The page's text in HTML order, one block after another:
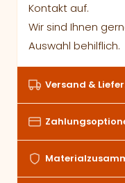
Kontakt auf.
Wir sind Ihnen
Auswahl behilflich.
Versand &